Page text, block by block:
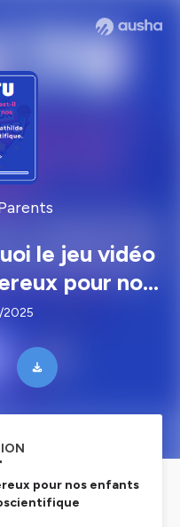
le jeu vidéo
pour nos
2025
pour nos enfants